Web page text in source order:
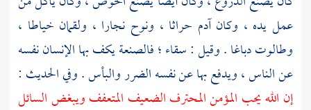
عمل يده ، وكانآدم حراثا ، ونوح نجارا ، ولقمان خياطا ،
وطالوت دباغا . وقيل : سقاء ؛ فالصنعة يكف بها الإنسان نفسه
عن الناس ، ويدفع بها عن نفسه الضرر والبأس . وفي الحديث :
إن الله يحب المؤمن المحترف الضعيف المتعفف ويبغض السائل